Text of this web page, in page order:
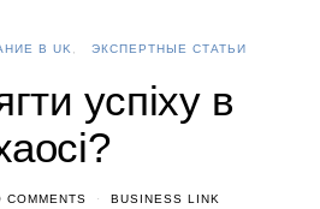
В UK ЭКСПЕРТНЫЕ СТАТЬИ
успіху в
COMMENTS BUSINESS LINK